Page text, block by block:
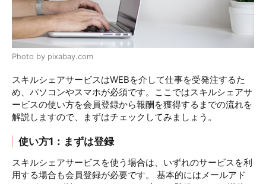
Photo by pixabay.com
スキルシェアサービスはWEBを介して仕事を受発注するた
め、パソコンやスマホが必須です。ここではスキルシェアサ
ービスの使い方を会員登録から報酬を獲得するまでの流れを
解説しますので、まずはチェックしてみましょう。
使い方1：まずは登録
スキルシェアサービスを使う場合は、いずれのサービスを利
用する場合も会員登録が必要です。 基本的にはメールアド